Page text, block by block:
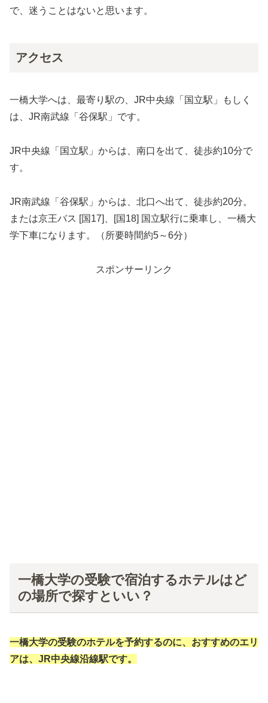
で、迷うことはないと思います。
アクセス
一橋大学へは、最寄り駅の、JR中央線「国立駅」もしく
は、JR南武線「谷保駅」です。
JR中央線「国立駅」からは、南口を出て、徒歩約10分で
す。
JR南武線「谷保駅」からは、北口へ出て、徒歩約20分。
または京王バス [国17]、[国18] 国立駅行に乗車し、一橋大
学下車になります。（所要時間約5～6分）
スポンサーリンク
一橋大学の受験で宿泊するホテルはど
の場所で探すといい？
一橋大学の受験のホテルを予約するのに、おすすめのエリ
アは、JR中央線沿線駅です。